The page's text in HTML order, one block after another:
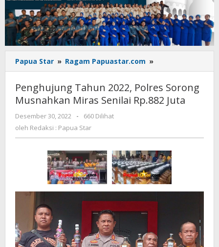
Papua Star » Ragam Papuastar.com »
Tahun
Polres
Sorong
Juta
Penghujung Tahun 2022, Polres Sorong
Musnahkan Miras Senilai Rp.882 Juta
Desember 30, 2022
oleh
Redaksi
Star
-
660 Dilihat
oleh Redaksi : Papua Star